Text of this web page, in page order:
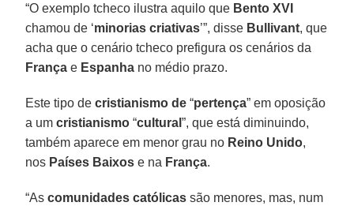
“O exemplo tcheco ilustra aquilo que Bento XVI
chamou de ‘minorias criativas’”, disse Bullivant, que
acha que o cenário tcheco prefigura os cenários da
França e Espanha no médio prazo.
Este tipo decristianismo de “pertença” em oposição
a umcristianismo “cultural”, que está diminuindo,
também aparece em menor grau no Reino Unido,
nos Países Baixos e na França.
“Ascomunidades católicas são menores, mas, num